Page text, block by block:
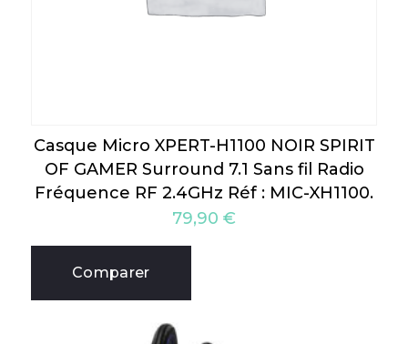
Casque Micro XPERT-H1100 NOIR SPIRIT
OF GAMER Surround 7.1 Sans fil Radio
Fréquence RF 2.4GHz Réf : MIC-XH1100.
79,90 €
Comparer